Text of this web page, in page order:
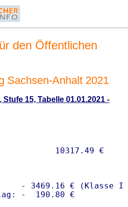
den Öffentlichen
Sachsen-Anhalt 2021
15, Tabelle 01.01.2021 -
- 3469.16 € (Klasse I)
-  190.80 €